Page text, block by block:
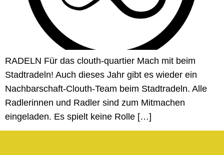
RADELN Für das clouth-quartier Mach mit beim
Stadtradeln! Auch dieses Jahr gibt es wieder ein
Nachbarschaft-Clouth-Team beim Stadtradeln. Alle
Radlerinnen und Radler sind zum Mitmachen
eingeladen. Es spielt keine Rolle […]